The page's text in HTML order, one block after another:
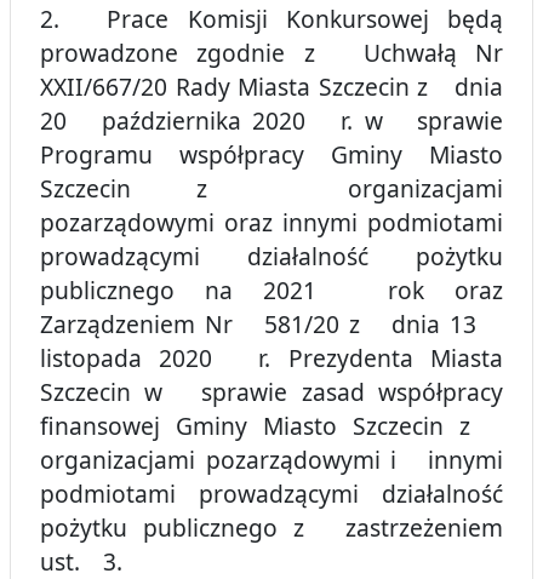
2. Prace Komisji Konkursowej będą
prowadzone zgodnie z Uchwałą Nr
XXII/667/20 Rady Miasta Szczecin z dnia
20 października 2020 r. w sprawie
Programu współpracy Gminy Miasto
Szczecin z organizacjami
pozarządowymi oraz innymi podmiotami
prowadzącymi działalność pożytku
publicznego na 2021 rok oraz
Zarządzeniem Nr 581/20 z dnia 13
listopada 2020 r. Prezydenta Miasta
Szczecin w sprawie zasad współpracy
finansowej Gminy Miasto Szczecin z
organizacjami pozarządowymi i innymi
podmiotami prowadzącymi działalność
pożytku publicznego z zastrzeżeniem
ust. 3.